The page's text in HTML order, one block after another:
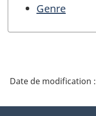
Genre
Date de modification :